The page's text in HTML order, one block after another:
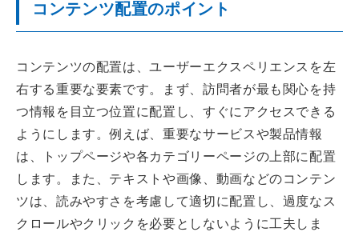
コンテンツ配置のポイント
コンテンツの配置は、ユーザーエクスペリエンスを左
右する重要な要素です。まず、訪問者が最も関心を持
つ情報を目立つ位置に配置し、すぐにアクセスできる
ようにします。例えば、重要なサービスや製品情報
は、トップページや各カテゴリーページの上部に配置
します。また、テキストや画像、動画などのコンテン
ツは、読みやすさを考慮して適切に配置し、過度なス
クロールやクリックを必要としないように工夫しま